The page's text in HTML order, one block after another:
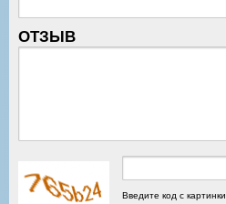
ОТЗЫВ
Введите код с картинки